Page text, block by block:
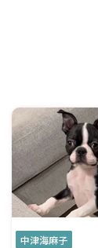
中津海麻子